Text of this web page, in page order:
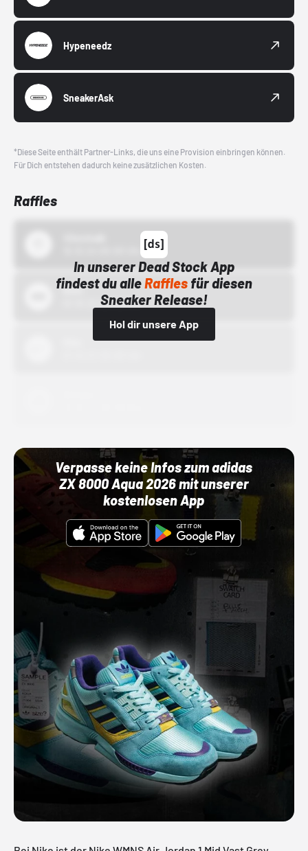
Hypeneedz
SneakerAsk
*Diese Seite enthält Partner-Links, die uns eine Provision einbringen können.
Für Dich entstehen dadurch keine zusätzlichen Kosten.
Raffles
In unserer Dead Stock App
findest du alleRafflesfür diesen
Sneaker Release!
Hol dir unsere App
Bstn
01.10.22 00:00 Uhr
Verpasse keine Infos zum adidas
ZX 8000 Aqua 2026 mit unserer
kostenlosen App